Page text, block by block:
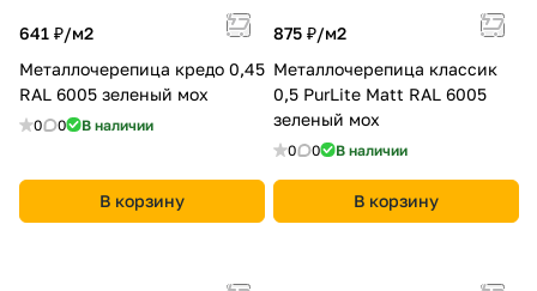
641 ₽/м2
Металлочерепица кредо 0,45
RAL 6005 зеленый мох
0 0 В наличии
В корзину
875 ₽/м2
Металлочерепица классик
0,5 PurLite Мatt RAL 6005
зеленый мох
0 0 В наличии
В корзину